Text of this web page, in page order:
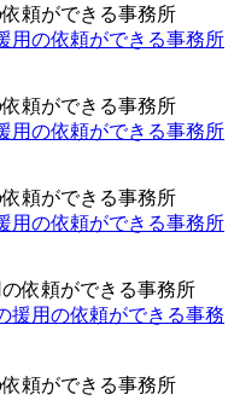
頼ができる事務所
用の依頼ができる事務所
頼ができる事務所
用の依頼ができる事務所
頼ができる事務所
用の依頼ができる事務所
依頼ができる事務所
援用の依頼ができる事務
頼ができる事務所